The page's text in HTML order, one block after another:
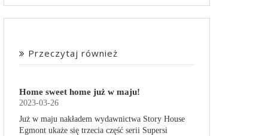
Przeczytaj również
Home sweet home już w maju!
2023-03-26
Już w maju nakładem wydawnictwa Story House
Egmont ukaże się trzecia część serii Supersi